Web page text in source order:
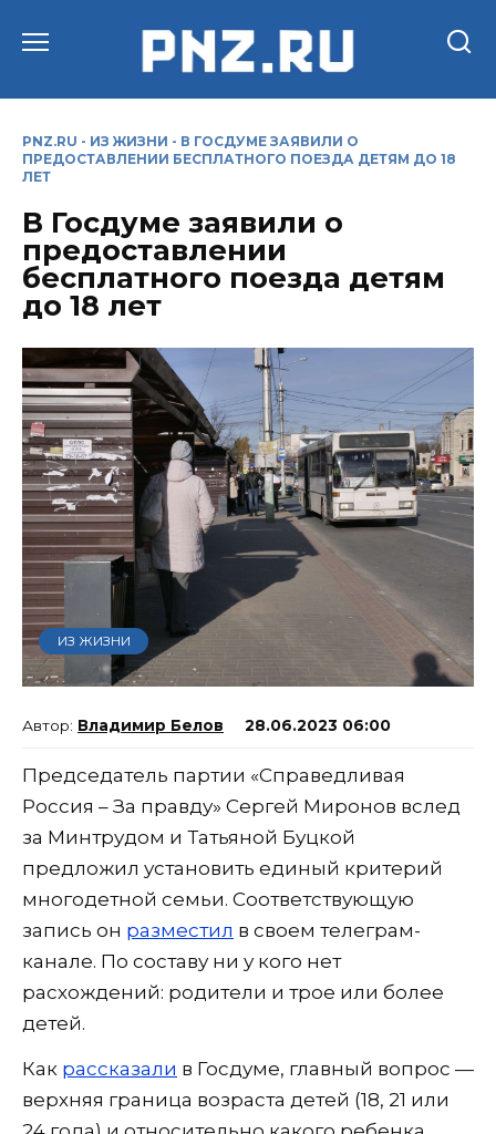
PNZ.RU - ИЗ ЖИЗНИ - В ГОСДУМЕ ЗАЯВИЛИ О
ПРЕДОСТАВЛЕНИИ БЕСПЛАТНОГО ПОЕЗДА ДЕТЯМ ДО 18
ЛЕТ
В Госдуме заявили о
предоставлении
бесплатного поезда детям
до 18 лет
ИЗ ЖИЗНИ
Владимир Белов 28.06.2023 06:00
Председатель партии «Справедливая
Россия – За правду» Сергей Миронов вслед
за Минтрудом и Татьяной Буцкой
предложил установить единый критерий
многодетной семьи. Соответствующую
запись он разместил в своем телеграм-
канале. По составу ни у кого нет
расхождений: родители и трое или более
детей.
Как рассказали в Госдуме, главный вопрос —
верхняя граница возраста детей (18, 21 или